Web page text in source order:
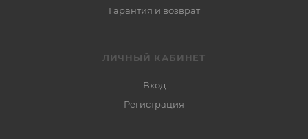
Гарантия и возврат
ЛИЧНЫЙ КАБИНЕТ
Вход
Регистрация